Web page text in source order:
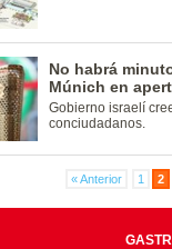
No habrá
Múnich en
Gobierno israelí
conciudadanos.
« Anterior 1 2